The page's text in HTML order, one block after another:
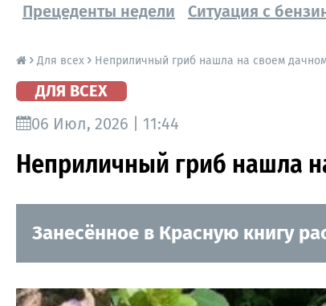
Прецеденты недели Ситуация с
Для всех Неприличный гриб нашла на своем
ДЛЯ ВСЕХ
06 Июл, 2026 | 11:44
Неприличный гриб нашла
Занесённое в Красную книгу